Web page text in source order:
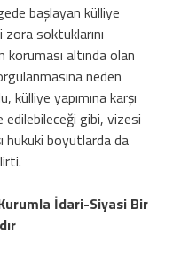
başlayan külliye
zora soktuklarını
koruması altında olan
neden
külliye yapımına karşı
gibi, vizesi
hukuki boyutlarda da
İdari-Siyasi Bir